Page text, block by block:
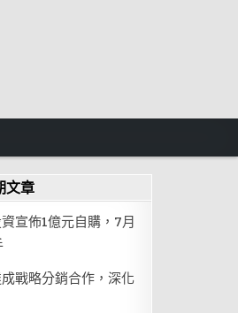
文章
宣佈1億元自購，7月
戰略分銷合作，深化